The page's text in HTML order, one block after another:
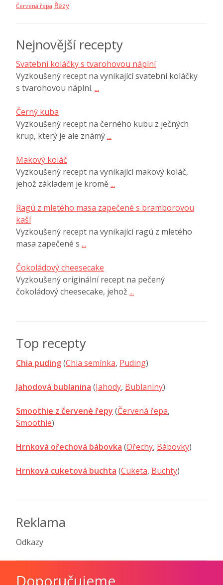
Červená řepa Řezy
Nejnovější recepty
Svatební koláčky s tvarohovou náplní
Vyzkoušený recept na vynikající svatební koláčky
s tvarohovou náplní. ...
Černý kuba
Vyzkoušený recept na černého kubu z ječných
krup, který je ale známý...
Makový koláč
Vyzkoušený recept na vynikající makový koláč,
jehož základem je kromě...
Ragú z mletého masa zapečené s bramborovou
kaší
Vyzkoušený recept na vynikající ragú z mletého
masa zapečené s ...
Čokoládový cheesecake
Vyzkoušený originální recept na pečený
čokoládový cheesecake, jehož ...
Top recepty
Chia puding(Chia semínka, Puding)
Jahodová bublanina (Jahody, Bublaniny)
Smoothie z červené řepy (Červená řepa,
Smoothie)
Hrnková ořechová bábovka (Ořechy, Bábovky)
Hrnková cuketová buchta (Cuketa, Buchty)
Reklama
Odkazy
Doporučujeme